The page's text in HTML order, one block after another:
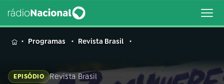
MENUProgramas Revista Brasil
EPISÓDIO Revista Brasil